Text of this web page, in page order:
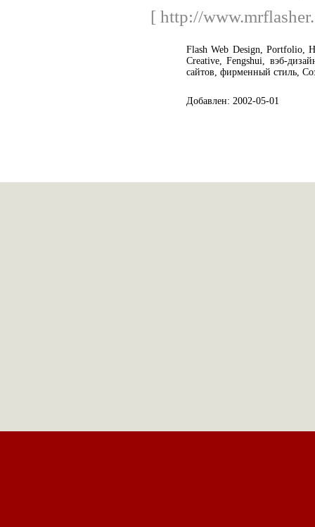
[ http://
Flash Web Design, Portfolio,
Creative, Fengshui, вэб-
сайтов, фирменный стиль,
Добавлен: 2002-05-01